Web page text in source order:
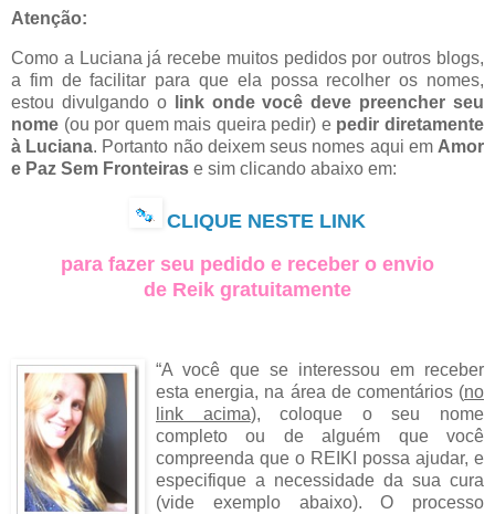
Atenção:
Como a Luciana já recebe muitos pedidos por outros blogs,
a fim de facilitar para que ela possa recolher os nomes,
estou divulgando o
link onde você deve preencher seu
nome (ou por quem mais queira pedir) e pedir diretamente
à Luciana. Portanto não deixem seus nomes aqui em Amor
e Paz Sem Fronteiras e sim clicando abaixo em:
CLIQUE NESTE LINK
para fazer seu pedido e receber o envio
de Reik gratuitamente
“A você que se interessou em receber
esta energia, na área de comentários (no
link acima), coloque o seu nome
completo ou de alguém que você
compreenda que o REIKI possa ajudar, e
especifique a necessidade da sua cura
(vide exemplo abaixo). O processo